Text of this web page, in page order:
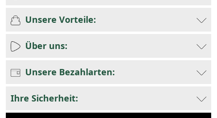
Unsere Vorteile:
Über uns:
Unsere Bezahlarten:
Ihre Sicherheit: